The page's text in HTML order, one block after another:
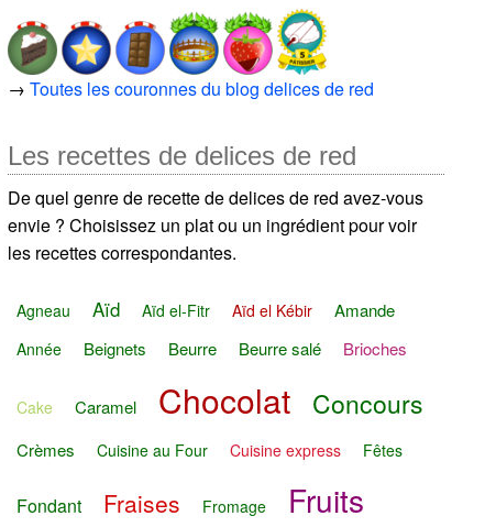
→Toutes les couronnes du blog delices de red
Les recettes de delices de red
De quel genre de recette de delices de red avez-vous
envie ? Choisissez un plat ou un ingrédient pour voir
les recettes correspondantes.
Agneau Aïd Aïd el-Fitr Aïd el Kébir Amande
Année Beignets Beurre Beurre salé Brioches
Cake Caramel Chocolat Concours
Crèmes Cuisine au Four Cuisine express Fêtes
Fondant Fraises Fromage Fruits